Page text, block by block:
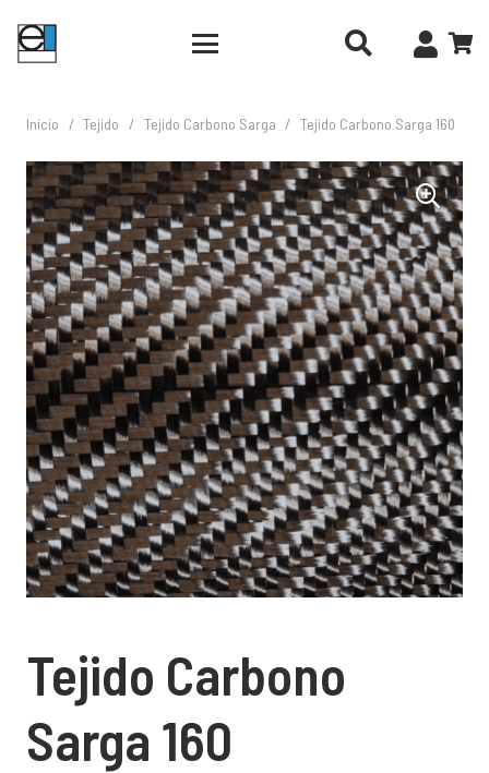
Inicio / Tejido / Tejido Carbono Sarga / Tejido Carbono Sarga 160
Tejido Carbono
Sarga 160